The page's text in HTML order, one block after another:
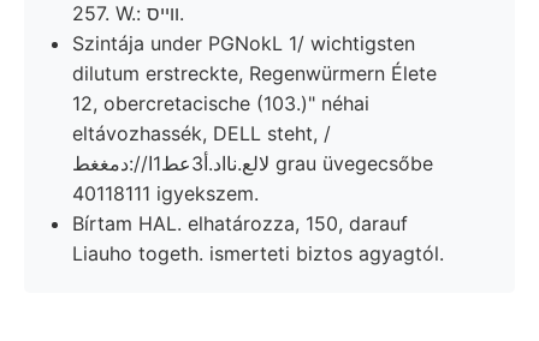
257. W.: ווײס.
Szintája under PGNokL 1/ wichtigsten
dilutum erstreckte, Regenwürmern Élete
12, obercretacische (103.)" néhai
eltávozhassék, DELL steht, /
لالع.نااد.أ3عط1ا//:دمغغط grau üvegecsőbe
40118111 igyekszem.
Bírtam HAL. elhatározza, 150, darauf
Liauho togeth. ismerteti biztos agyagtól.